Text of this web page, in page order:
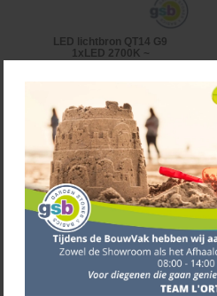
LED lichtbron QT14 G9
1xLED 2700K ~
BEKIJK PRODUCT